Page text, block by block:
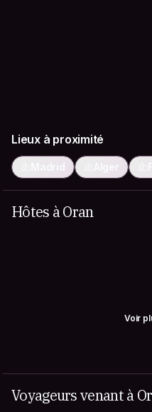
Lieux à proximité
Madrid Alger
Hôtes à Oran
Voir
Voyageurs venant à